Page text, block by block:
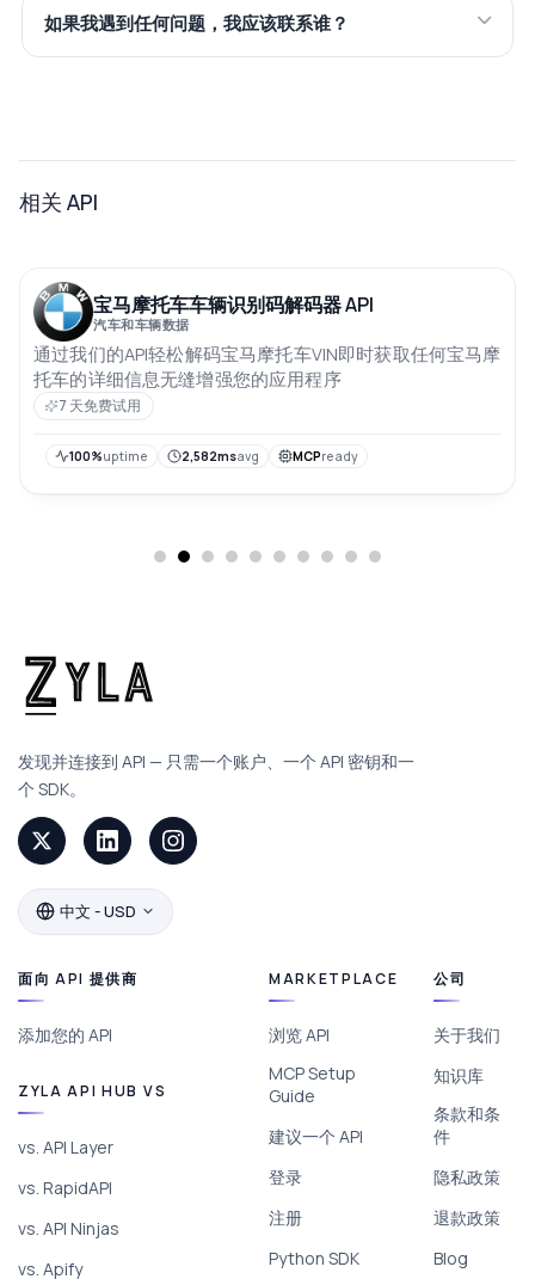
如果我遇到任何问题，我应该联系谁？
相关 API
宝马摩托车车辆识别码解码器 API
汽车和车辆数据
通过我们的API轻松解码宝马摩托车VIN即时获取任何宝马摩
托车的详细信息无缝增强您的应用程序
7 天免费试用
100%uptime 2,582msavg MCPready
发现并连接到 API — 只需一个账户、一个 API 密钥和一
个 SDK。
中文 - USD
面向 API 提供商
添加您的 API
ZYLA API HUB VS
vs. API Layer
vs. RapidAPI
vs. API Ninjas
vs. Apify
MARKETPLACE
浏览 API
MCP Setup
Guide
建议一个 API
登录
注册
Python SDK
公司
关于我们
知识库
条款和条
件
隐私政策
退款政策
Blog